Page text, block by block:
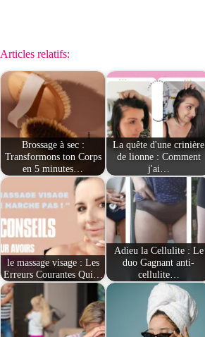
Articles relatifs:
Brossage à sec :
Transformons ton Corps
en 5 minutes…
La quête d'une crinière
de lionne : Comment
j'ai…
le massage visage : Les
Erreurs Courantes Qui…
Adieu la Cellulite : Le
duo Gagnant anti-
cellulite…